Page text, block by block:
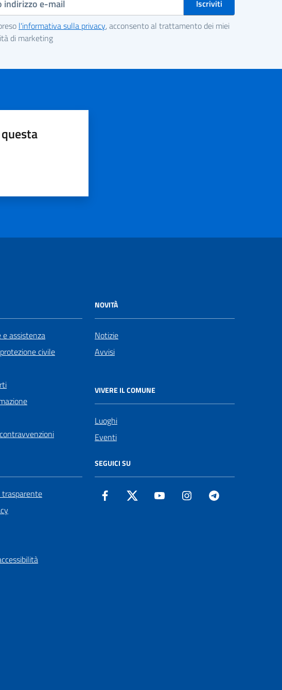
l'informativa sulla privacy, acconsento al trattamento dei miei
di marketing
e assistenza
civile
NOVITÀ
Notizie
Avvisi
VIVERE IL COMUNE
Luoghi
Eventi
SEGUICI SU
Facebook Twitter YouTube Instagram